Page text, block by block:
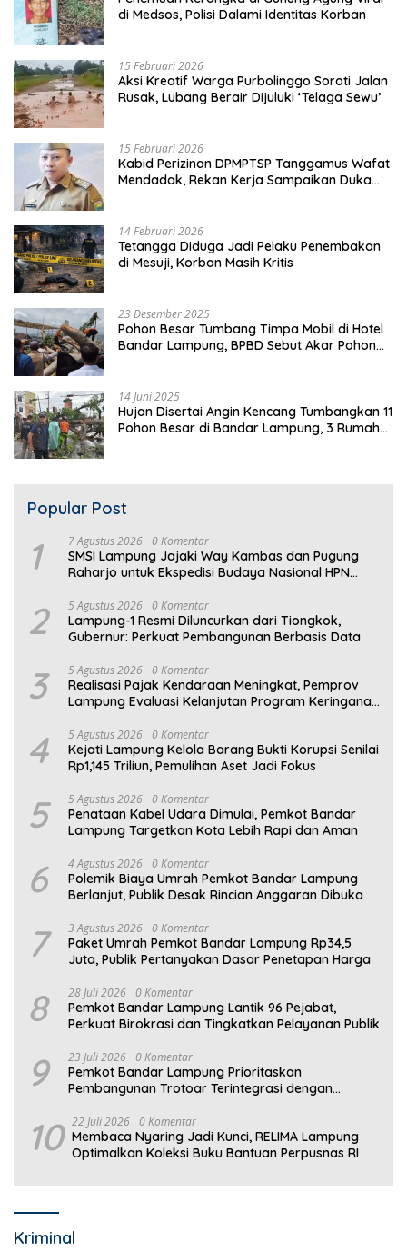
di Medsos, Polisi Dalami Identitas Korban
15 Februari 2026
Aksi Kreatif Warga Purbolinggo Soroti Jalan
Rusak, Lubang Berair Dijuluki ‘Telaga Sewu’
15 Februari 2026
Kabid Perizinan DPMPTSP Tanggamus Wafat
Mendadak, Rekan Kerja Sampaikan Duka
14 Februari 2026
Tetangga Diduga Jadi Pelaku Penembakan
di Mesuji, Korban Masih Kritis
23 Desember 2025
Pohon Besar Tumbang Timpa Mobil di Hotel
Bandar Lampung, BPBD Sebut Akar Pohon
14 Juni 2025
Hujan Disertai Angin Kencang Tumbangkan 11
Pohon Besar di Bandar Lampung, 3 Rumah
Popular Post
1 7 Agustus 2026 0 Komentar
SMSI Lampung Jajaki Way Kambas dan Pugung
Raharjo untuk Ekspedisi Budaya Nasional HPN
2 5 Agustus 2026 0 Komentar
Lampung-1 Resmi Diluncurkan dari Tiongkok,
Gubernur: Perkuat Pembangunan Berbasis Data
3 5 Agustus 2026 0 Komentar
Realisasi Pajak Kendaraan Meningkat, Pemprov
Lampung Evaluasi Kelanjutan Program Keringanan
4 5 Agustus 2026 0 Komentar
Kejati Lampung Kelola Barang Bukti Korupsi Senilai
Rp1,145 Triliun, Pemulihan Aset Jadi Fokus
5 5 Agustus 2026 0 Komentar
Penataan Kabel Udara Dimulai, Pemkot Bandar
Lampung Targetkan Kota Lebih Rapi dan Aman
6 4 Agustus 2026 0 Komentar
Polemik Biaya Umrah Pemkot Bandar Lampung
Berlanjut, Publik Desak Rincian Anggaran Dibuka
7 3 Agustus 2026 0 Komentar
Paket Umrah Pemkot Bandar Lampung Rp34,5
Juta, Publik Pertanyakan Dasar Penetapan Harga
8 28 Juli 2026 0 Komentar
Pemkot Bandar Lampung Lantik 96 Pejabat,
Perkuat Birokrasi dan Tingkatkan Pelayanan Publik
9 23 Juli 2026 0 Komentar
Pemkot Bandar Lampung Prioritaskan
Pembangunan Trotoar Terintegrasi dengan
10 22 Juli 2026 0 Komentar
Membaca Nyaring Jadi Kunci, RELIMA Lampung
Optimalkan Koleksi Buku Bantuan Perpusnas RI
Kriminal